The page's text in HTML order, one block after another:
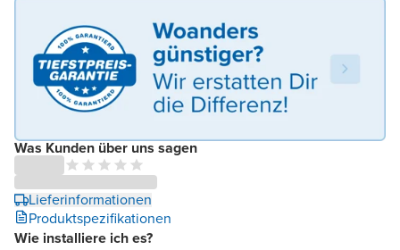
Was Kunden über uns sagen
Lieferinformationen
Produktspezifikationen
Wie installiere ich es?